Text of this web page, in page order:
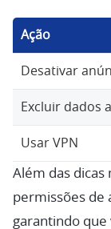
Ação
Desativar
Excluir dados
Usar VPN
Além das dicas
permissões de
garantindo que